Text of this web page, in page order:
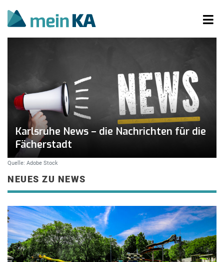
Karlsruhe News – die Nachrichten für die
Fächerstadt
Quelle: Adobe Stock
NEUES ZU NEWS